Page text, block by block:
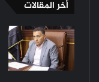
أخر المقالات